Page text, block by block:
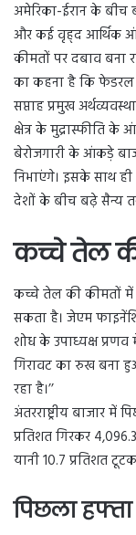
अमेरिका-ईरान के
और कई वृह्द आर्थिक
कीमतों पर दबाव बना
का कहना है कि
सप्ताह प्रमुख
क्षेत्र के मुद्रास्फीति
बेरोजगारी के आंकड़े
निभाएंगे। इसके साथ ही
देशों के बीच बढ़े सैन्य
कच्चे तेल
कच्चे तेल की कीमतों में
सकता है। जेएम
शोध के उपाध्यक्ष
गिरावट का रुख बना
रहा है।’’
अंतरराष्ट्रीय बाजार में
प्रतिशत गिरकर
यानी 10.7 प्रतिशत
पिछला